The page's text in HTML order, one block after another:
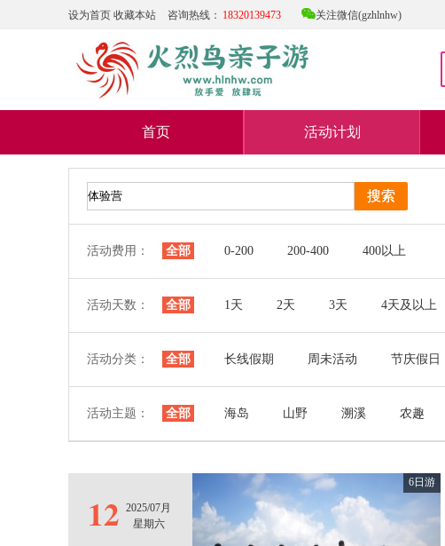
设为首页 收藏本站 咨询热线： 18320139473 关注微信(gzhlnhw)
首页 活动计划
活动费用： 全部 0-200 200-400 400以上
活动天数： 全部 1天 2天 3天 4天及以上
活动分类： 全部 长线假期 周未活动 节庆假日
活动主题： 全部 海岛 山野 溯溪 农趣
12 2025/07月
星期六
6日游